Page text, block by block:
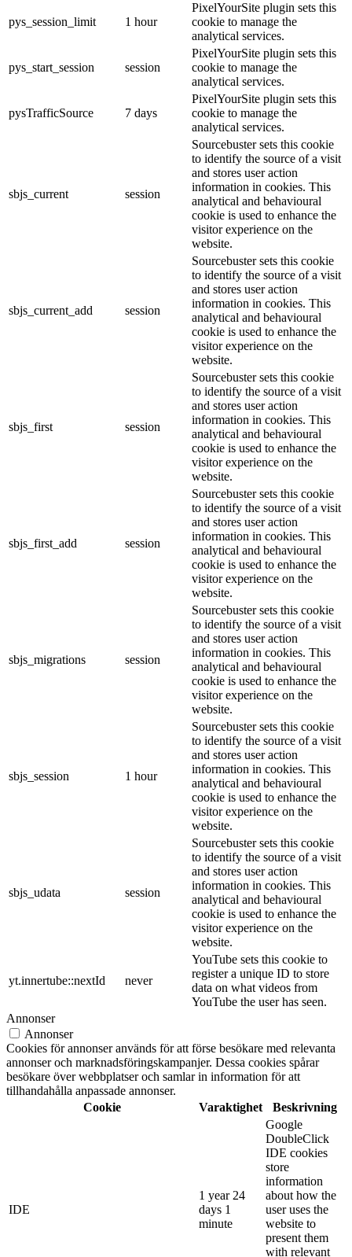
pys_session_limit 1 hour
PixelYourSite plugin sets this
cookie to manage the
analytical services.
pys_start_session session
PixelYourSite plugin sets this
cookie to manage the
analytical services.
pysTrafficSource 7 days
PixelYourSite plugin sets this
cookie to manage the
analytical services.
sbjs_current session
Sourcebuster sets this cookie
to identify the source of a visit
and stores user action
information in cookies. This
analytical and behavioural
cookie is used to enhance the
visitor experience on the
website.
sbjs_current_add session
Sourcebuster sets this cookie
to identify the source of a visit
and stores user action
information in cookies. This
analytical and behavioural
cookie is used to enhance the
visitor experience on the
website.
sbjs_first session
Sourcebuster sets this cookie
to identify the source of a visit
and stores user action
information in cookies. This
analytical and behavioural
cookie is used to enhance the
visitor experience on the
website.
sbjs_first_add session
Sourcebuster sets this cookie
to identify the source of a visit
and stores user action
information in cookies. This
analytical and behavioural
cookie is used to enhance the
visitor experience on the
website.
sbjs_migrations session
Sourcebuster sets this cookie
to identify the source of a visit
and stores user action
information in cookies. This
analytical and behavioural
cookie is used to enhance the
visitor experience on the
website.
sbjs_session 1 hour
Sourcebuster sets this cookie
to identify the source of a visit
and stores user action
information in cookies. This
analytical and behavioural
cookie is used to enhance the
visitor experience on the
website.
sbjs_udata session
Sourcebuster sets this cookie
to identify the source of a visit
and stores user action
information in cookies. This
analytical and behavioural
cookie is used to enhance the
visitor experience on the
website.
yt.innertube::nextId never
YouTube sets this cookie to
register a unique ID to store
data on what videos from
YouTube the user has seen.
Annonser
Annonser
Cookies för annonser används för att förse besökare med relevanta
annonser och marknadsföringskampanjer. Dessa cookies spårar
besökare över webbplatser och samlar in information för att
tillhandahålla anpassade annonser.
Cookie
Varaktighet Beskrivning
IDE
1 year 24
days 1
minute
Google
DoubleClick
IDE cookies
store
information
about how the
user uses the
website to
present them
with relevant